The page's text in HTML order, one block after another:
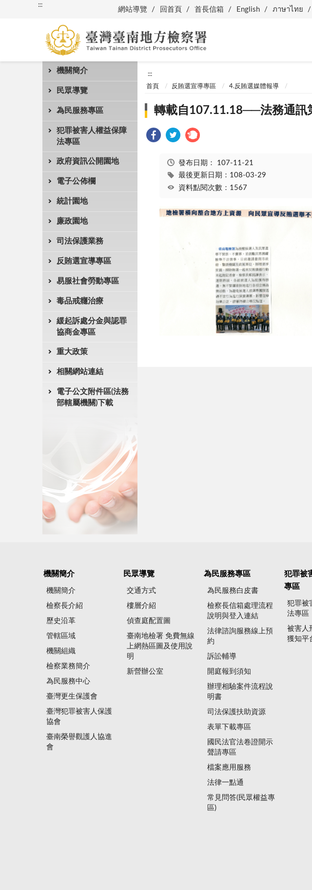
:::
網站導覽 回首頁 首長信箱 English ภาษาไทย
機關簡介
民眾導覽
為民服務專區
犯罪被害人權益保障
法專區
政府資訊公開園地
電子公佈欄
統計園地
廉政園地
司法保護業務
反賄選宣導專區
易服社會勞動專區
毒品戒癮治療
緩起訴處分金與認罪
協商金專區
重大政策
相關網站連結
電子公文附件區(法務
部轄屬機關)下載
:::
首頁 反賄選宣導專區 4.反賄選媒體報導
轉載自107.11.18──法務通訊
發布日期： 107-11-21
最後更新日期：108-03-29
資料點閱次數：1567
機關簡介
機關簡介
檢察長介紹
歷史沿革
管轄區域
機關組織
檢察業務簡介
為民服務中心
臺灣更生保護會
臺灣犯罪被害人保護
協會
臺南榮譽觀護人協進
會
民眾導覽
交通方式
樓層介紹
偵查庭配置圖
臺南地檢署 免費無線
上網熱區圖及使用說
明
新營辦公室
為民服務專區
為民服務白皮書
檢察長信箱處理流程
說明與登入連結
法律諮詢服務線上預
約
訴訟輔導
開庭報到須知
辦理相驗案件流程說
明書
司法保護扶助資源
表單下載專區
國民法官法卷證開示
聲請專區
檔案應用服務
法律一點通
常見問答(民眾權益專
區)
犯罪被
專區
犯罪被
法專區
被害人
獲知平